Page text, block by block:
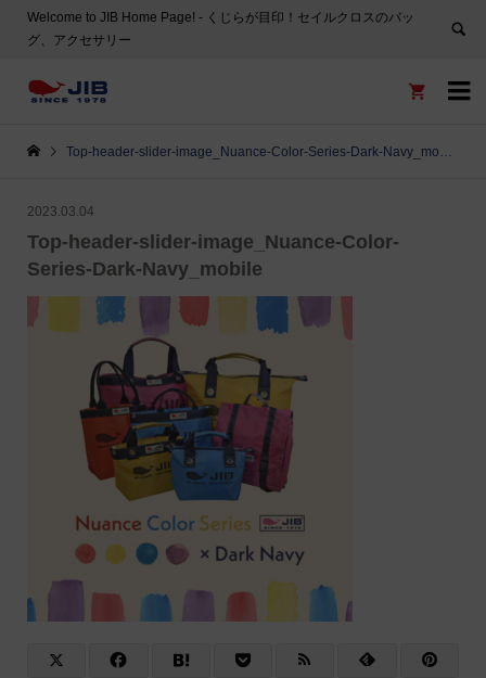
Welcome to JIB Home Page! ‐ くじらが目印！セイルクロスのバッ
グ、アクセサリー


Top-header-slider-image_Nuance-Color-Series-Dark-Navy_mobile
2023.03.04
Top-header-slider-image_Nuance-Color-
Series-Dark-Navy_mobile